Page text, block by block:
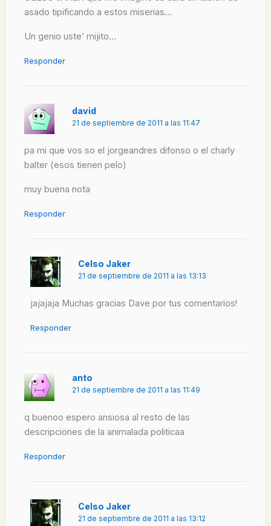
asado tipificando a estos miserias…
Un genio uste’ mijito…
Responder
david
21 de septiembre de 2011 a las 11:47
pa mi que vos so el jorgeandres difonso o el charly
balter (esos tienen pelo)
muy buena nota
Responder
Celso Jaker
21 de septiembre de 2011 a las 13:13
jajajaja Muchas gracias Dave por tus comentarios!
Responder
anto
21 de septiembre de 2011 a las 11:49
q buenoo espero ansiosa al resto de las
descripciones de la animalada politicaa
Responder
Celso Jaker
21 de septiembre de 2011 a las 13:12